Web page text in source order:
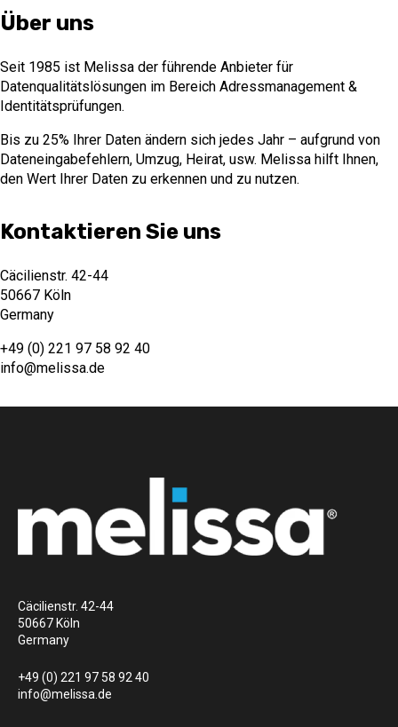
Über uns
Seit 1985 ist Melissa der führende Anbieter für
Datenqualitätslösungen im Bereich Adressmanagement &
Identitätsprüfungen.
Bis zu 25% Ihrer Daten ändern sich jedes Jahr – aufgrund von
Dateneingabefehlern, Umzug, Heirat, usw. Melissa hilft Ihnen,
den Wert Ihrer Daten zu erkennen und zu nutzen.
Kontaktieren Sie uns
Cäcilienstr. 42-44
50667 Köln
Germany
+49 (0) 221 97 58 92 40
info@melissa.de
Cäcilienstr. 42-44
50667 Köln
Germany
+49 (0) 221 97 58 92 40
info@melissa.de